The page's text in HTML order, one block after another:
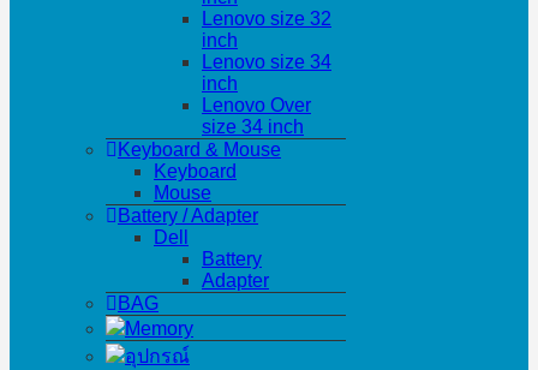
Lenovo size 32
inch
Lenovo size 34
inch
Lenovo Over
size 34 inch
Keyboard & Mouse
Keyboard
Mouse
Battery / Adapter
Dell
Battery
Adapter
BAG
Memory
อุปกรณ์